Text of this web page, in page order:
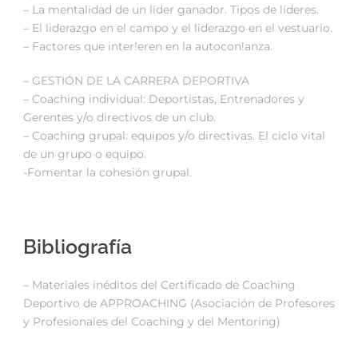
– La mentalidad de un líder ganador. Tipos de líderes.
– El liderazgo en el campo y el liderazgo en el vestuario.
– Factores que inter!eren en la autocon!anza.
– GESTIÓN DE LA CARRERA DEPORTIVA
– Coaching individual: Deportistas, Entrenadores y
Gerentes y/o directivos de un club.
– Coaching grupal: equipos y/o directivas. El ciclo vital
de un grupo o equipo.
-Fomentar la cohesión grupal.
Bibliografía
– Materiales inéditos del Certificado de Coaching
Deportivo de APPROACHING (Asociación de Profesores
y Profesionales del Coaching y del Mentoring)